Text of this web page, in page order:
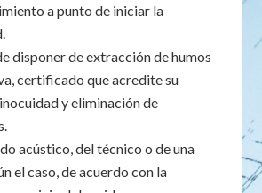
a punto de iniciar la
disponer de extracción de humos
certificado que acredite su
y eliminación de
acústico, del técnico o de una
el caso, de acuerdo con la